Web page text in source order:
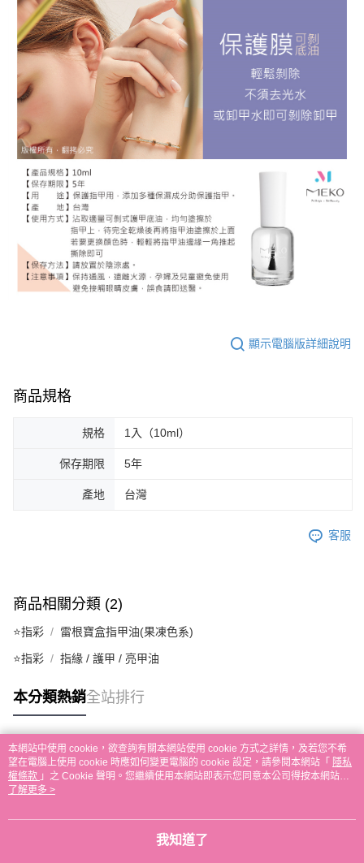
任。
４．使用「AFTEE先享後付」時，將依據個別帳號之用戶狀況，依本公司即
時審查核予不同之上限額度；若仍有額度不足之情形，本公司將視審查結果
請求用戶進行身份認證。
５．嚴禁一人註冊多個帳號或使用他人資訊註冊。若發現惡意使用之情形，
恩沛科技股份有限公司將有權停止該用戶之使用額度並採取法律行動。
顯示電腦版詳細說明
商品規格
規格 1入（10ml）
保存期限 5年
產地 台灣
客服
商品相關分類 (2)
⭐指彩 雷根寶盒指甲油(果凍色系)
⭐指彩 指緣 / 護甲 / 亮甲油
本分類熱銷全站排行
熱門標籤
本網站中使用 cookie，欲查詢有關本網站使用 cookie 方式之詳情，及若您不希
望在電腦上使用 cookie 時應如何變更電腦的 cookie 設定，請參閱本網站「 隱私
權條款 」之 Cookie 聲明。您繼續使用本網站即表示您同意本公司得按本網站使
用條款之 Cookie 聲明使用 cookie。
了解更多 >
我知道了